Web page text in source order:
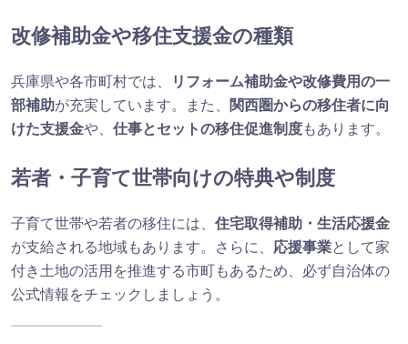
改修補助金や移住支援金の種類
兵庫県や各市町村では、
リフォーム補助金や改修費用の一
部補助が充実しています。また、
関西圏からの移住者に向
けた支援金や、 仕事とセットの移住促進制度もあります。
若者・子育て世帯向けの特典や制度
子育て世帯や若者の移住には、 住宅取得補助・生活応援金
が支給される地域もあります。さらに、 応援事業として家
付き土地の活用を推進する市町もあるため、必ず自治体の
公式情報をチェックしましょう。